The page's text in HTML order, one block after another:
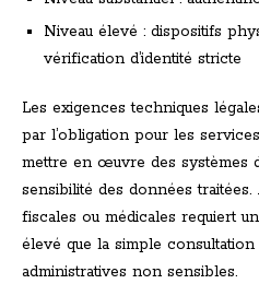
Niveau élevé : dispositifs
vérification d’identité stricte
Les exigences techniques
par l’obligation pour les
mettre en œuvre des systèmes
sensibilité des données traitées.
fiscales ou médicales requiert
élevé que la simple consultation
administratives non sensibles.